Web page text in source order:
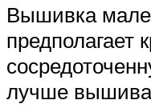
Вышивка
предполагает
лучше